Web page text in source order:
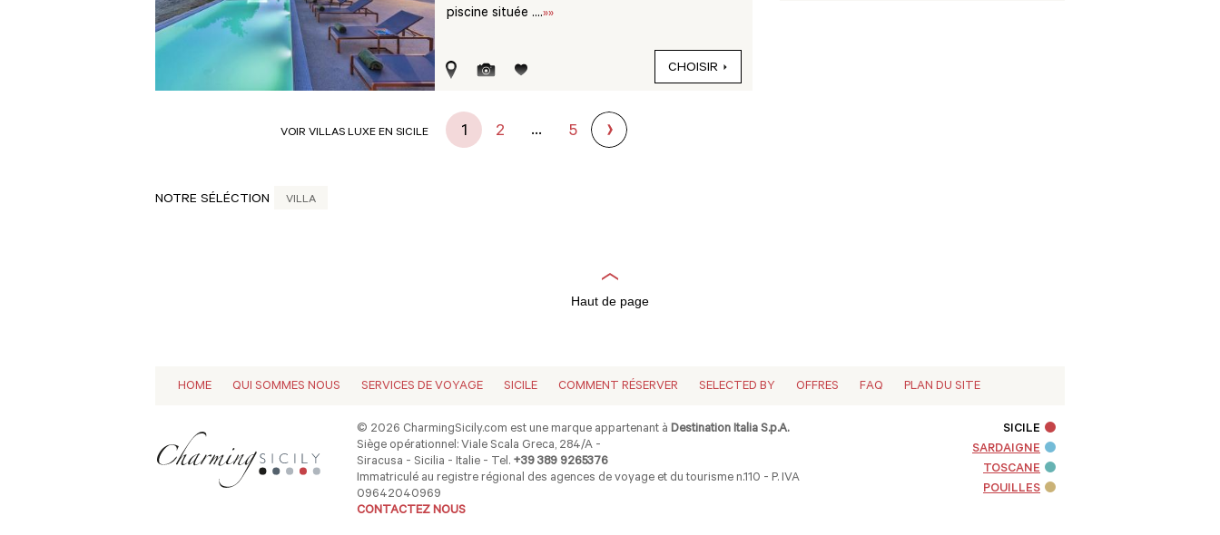
piscine située ....»»
CHOISIR
VOIR VILLAS LUXE EN SICILE 1 2 ... 5
NOTRE SÉLÉCTION VILLA
Haut de page
HOME QUI SOMMES NOUS SERVICES DE VOYAGE SICILE COMMENT RÉSERVER SELECTED BY OFFRES FAQ PLAN DU SITE
© 2026 CharmingSicily.com est une marque appartenant àDestination Italia S.p.A.
Siège opérationnel: Viale Scala Greca, 284/A -
Siracusa - Sicilia - Italie - Tel. +39 389 9265376
Immatriculé au registre régional des agences de voyage et du tourisme n.110 - P. IVA
09642040969
CONTACTEZ NOUS
SICILE
SARDAIGNE
TOSCANE
POUILLES